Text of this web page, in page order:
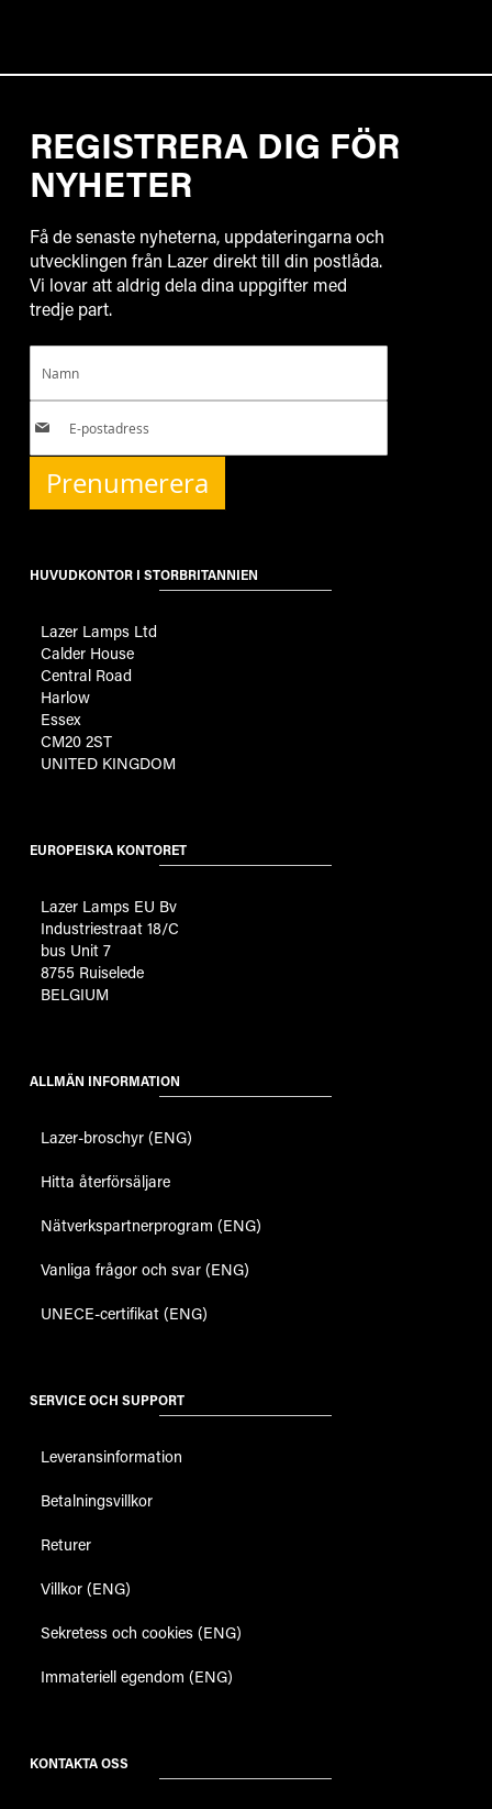
REGISTRERA DIG FÖR
NYHETER
Få de senaste nyheterna, uppdateringarna och
utvecklingen från Lazer direkt till din postlåda.
Vi lovar att aldrig dela dina uppgifter med
tredje part.
Prenumerera
HUVUDKONTOR I STORBRITANNIEN
Lazer Lamps Ltd
Calder House
Central Road
Harlow
Essex
CM20 2ST
UNITED KINGDOM
EUROPEISKA KONTORET
Lazer Lamps EU Bv
Industriestraat 18/C
bus Unit 7
8755 Ruiselede
BELGIUM
ALLMÄN INFORMATION
Lazer-broschyr (ENG)
Hitta återförsäljare
Nätverkspartnerprogram (ENG)
Vanliga frågor och svar (ENG)
UNECE-certifikat (ENG)
SERVICE OCH SUPPORT
Leveransinformation
Betalningsvillkor
Returer
Villkor (ENG)
Sekretess och cookies (ENG)
Immateriell egendom (ENG)
KONTAKTA OSS